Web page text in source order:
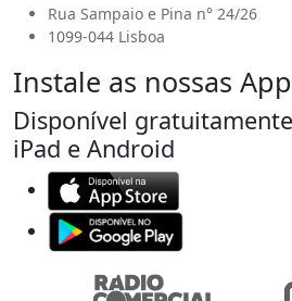
Rua Sampaio e Pina n° 24/26
1099-044 Lisboa
Instale as nossas
Disponível
iPad e Android